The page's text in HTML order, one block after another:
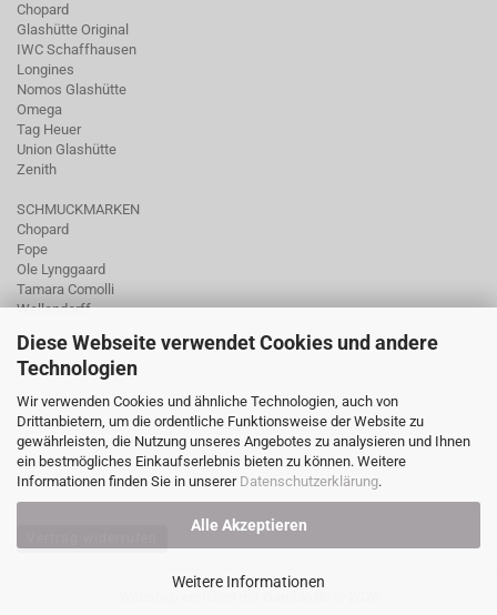
Diese Webseite verwendet Cookies und andere
Technologien
Wir verwenden Cookies und ähnliche Technologien, auch von
Drittanbietern, um die ordentliche Funktionsweise der Website zu
gewährleisten, die Nutzung unseres Angebotes zu analysieren und Ihnen
ein bestmögliches Einkaufserlebnis bieten zu können. Weitere
Informationen finden Sie in unserer Datenschutzerklärung.
Alle Akzeptieren
Weitere Informationen
Chopard
Glashütte Original
IWC Schaffhausen
Longines
Nomos Glashütte
Omega
Tag Heuer
Union Glashütte
Zenith
SCHMUCKMARKEN
Chopard
Fope
Ole Lynggaard
Tamara Comolli
Wellendorff